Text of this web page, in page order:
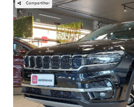
Compartilhar